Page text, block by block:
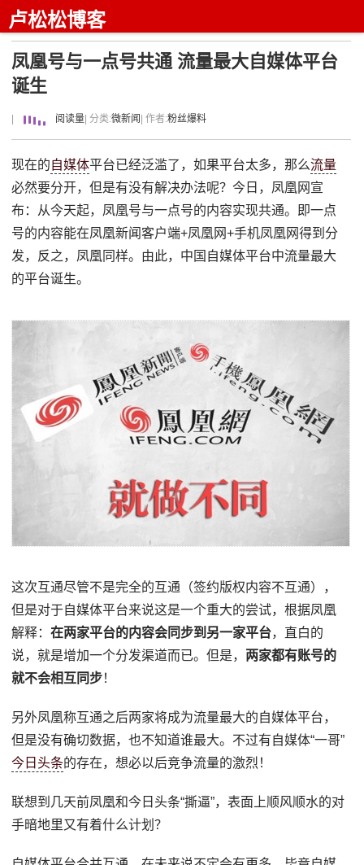
卢松松博客
凤凰号与一点号共通 流量最大自媒体平台
诞生
阅读量 | 分类:微新闻 | 作者:粉丝爆料
现在的自媒体平台已经泛滥了，如果平台太多，那么流量
必然要分开，但是有没有解决办法呢？今日，凤凰网宣
布：从今天起，凤凰号与一点号的内容实现共通。即一点
号的内容能在凤凰新闻客户端+凤凰网+手机凤凰网得到分
发，反之，凤凰同样。由此，中国自媒体平台中流量最大
的平台诞生。
这次互通尽管不是完全的互通（签约版权内容不互通），
但是对于自媒体平台来说这是一个重大的尝试，根据凤凰
解释：在两家平台的内容会同步到另一家平台，直白的
说，就是增加一个分发渠道而已。但是， 两家都有账号的
就不会相互同步！
另外凤凰称互通之后两家将成为流量最大的自媒体平台，
但是没有确切数据，也不知道谁最大。不过有自媒体“一哥”
今日头条的存在，想必以后竞争流量的激烈！
联想到几天前凤凰和今日头条“撕逼”，表面上顺风顺水的对
手暗地里又有着什么计划？